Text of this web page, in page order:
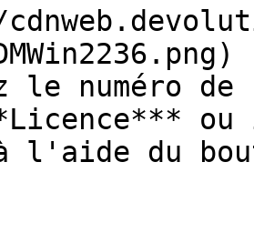
le numéro
l'aide du